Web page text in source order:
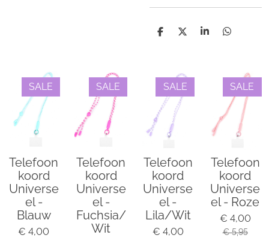
D
n
D
S
D
n
SALE
Telefoon
koord
Universe
el -
Blauw
€ 4,00
SALE
Telefoon
koord
Universe
el -
Fuchsia/
Wit
SALE
Telefoon
koord
Universe
el -
Lila/Wit
€ 4,00
SALE
Telefoon
koord
Universe
el - Roze
€ 4,00
€ 5,95